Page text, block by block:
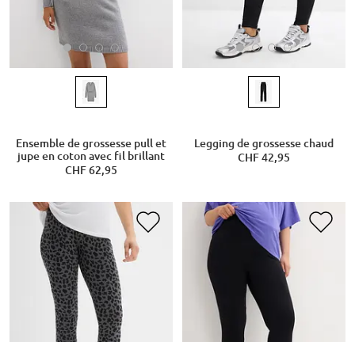
Ensemble de grossesse pull et
jupe en coton avec fil brillant
CHF 62,95
Legging de grossesse chaud
CHF 42,95